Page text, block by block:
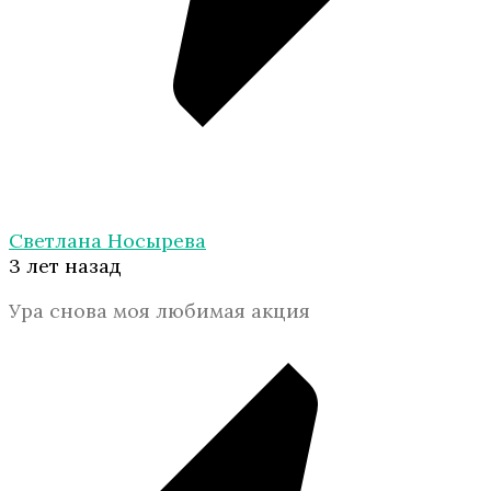
Светлана Носырева
3 лет назад
Ура снова моя любимая акция